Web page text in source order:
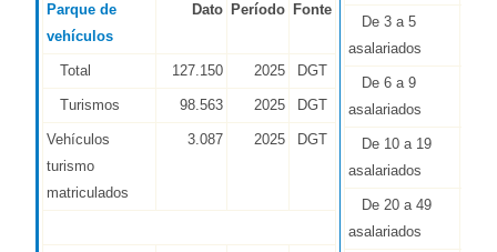
Parque de
vehículos
Dato Período Fonte
Total 127.150 2025 DGT
Turismos 98.563 2025 DGT
Vehículos
turismo
matriculados
3.087 2025 DGT
De 3 a 5
asalariados
De 6 a 9
asalariados
De 10 a 19
asalariados
De 20 a 49
asalariados